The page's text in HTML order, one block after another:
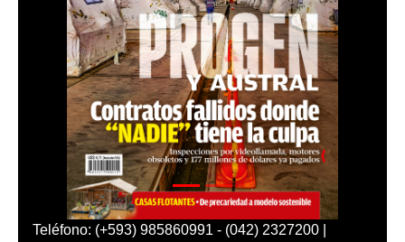
Teléfono: (+593) 985860991 - (042) 2327200 |